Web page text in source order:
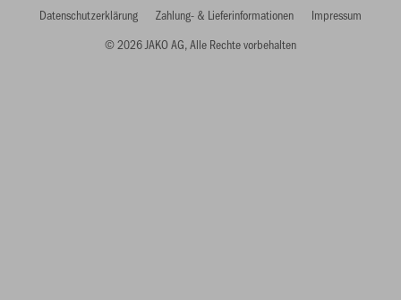
© 2026 JAKO AG, Alle Rechte vorbehalten
Datenschutzerklärung
Zahlung- & Lieferinformationen Impressum